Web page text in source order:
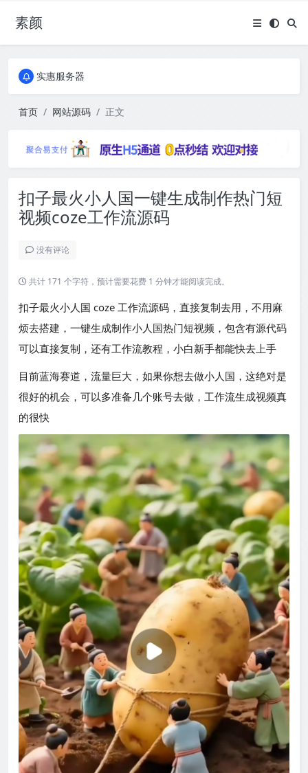
素颜全国免费包邮流量卡
实惠服务器
实惠服务器
首页 网站源码 正文
扣子最火小人国一键生成制作热门短
视频coze工作流源码
没有评论
共计 171 个字符，预计需要花费 1 分钟才能阅读完成。
扣子最火小人国 coze 工作流源码，直接复制去用，不用麻
烦去搭建，一键生成制作小人国热门短视频，包含有源代码
可以直接复制，还有工作流教程，小白新手都能快去上手
目前蓝海赛道，流量巨大，如果你想去做小人国，这绝对是
很好的机会，可以多准备几个账号去做，工作流生成视频真
的很快